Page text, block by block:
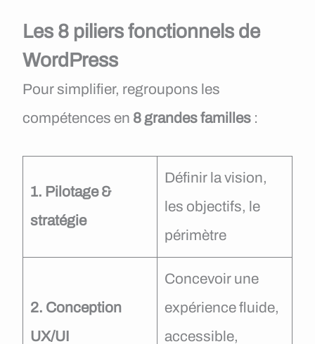
Les 8 piliers fonctionnels de
WordPress
Pour simplifier, regroupons les
compétences en 8 grandes familles :
1. Pilotage &
stratégie
Définir la vision,
les objectifs, le
périmètre
2. Conception
UX/UI
Concevoir une
expérience fluide,
accessible,